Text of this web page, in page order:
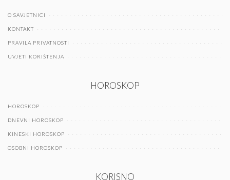
O SAVJETNICI
KONTAKT
PRAVILA PRIVATNOSTI
UVJETI KORIŠTENJA
HOROSKOP
HOROSKOP
DNEVNI HOROSKOP
KINESKI HOROSKOP
OSOBNI HOROSKOP
KORISNO